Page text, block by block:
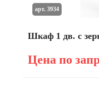
Шкаф 1 дв. с
Цена по
арт. 3934